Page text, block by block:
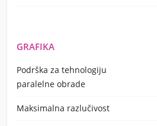
GRAFIKA
Podrška za tehnologiju
paralelne obrade
Maksimalna razlučivost